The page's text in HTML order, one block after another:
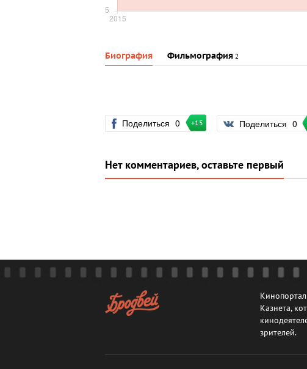
Биография Фильмография 2
Поделиться 0 +15 Поделиться 0
Нет комментариев, оставьте первый
Казнета,
зрителей.